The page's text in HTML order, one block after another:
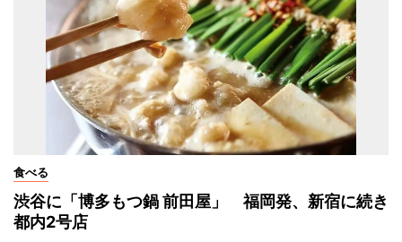
食べる
渋谷に「博多もつ鍋 前田屋」 福岡発、新宿に続き
都内2号店